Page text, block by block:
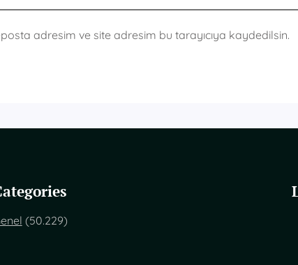
adresim ve site adresim bu tarayıcıya kaydedilsin.
(50.229)